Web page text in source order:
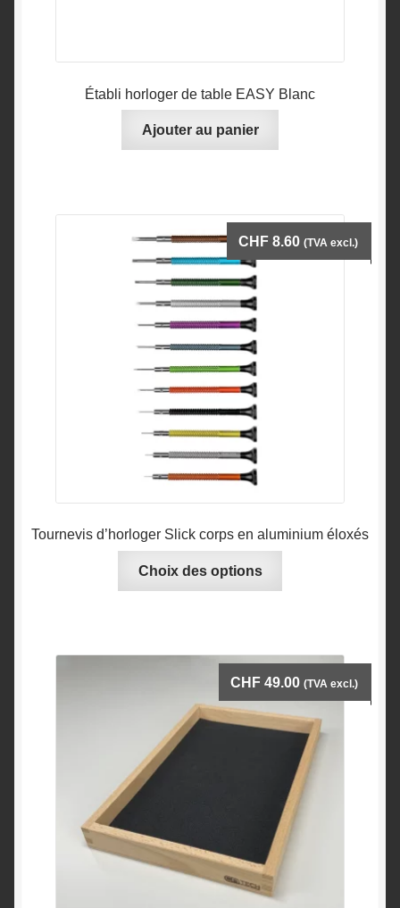
Établi horloger de table EASY Blanc
Ajouter au panier
Tournevis d’horloger Slick corps en aluminium éloxés
CHF 8.60 (TVA excl.)
Choix des options
peuvent
choisies
sur
la
page
CHF 49.00 (TVA excl.)